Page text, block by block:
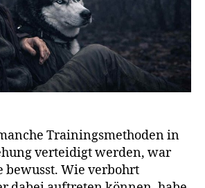
Trainingsmethoden in
verteidigt werden, war
bewusst. Wie verbohrt